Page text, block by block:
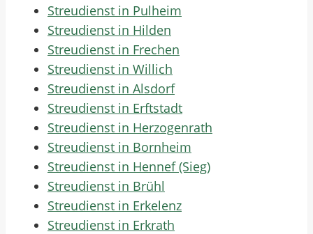
Streudienst in Pulheim
Streudienst in Hilden
Streudienst in Frechen
Streudienst in Willich
Streudienst in Alsdorf
Streudienst in Erftstadt
Streudienst in Herzogenrath
Streudienst in Bornheim
Streudienst in Hennef (Sieg)
Streudienst in Brühl
Streudienst in Erkelenz
Streudienst in Erkrath